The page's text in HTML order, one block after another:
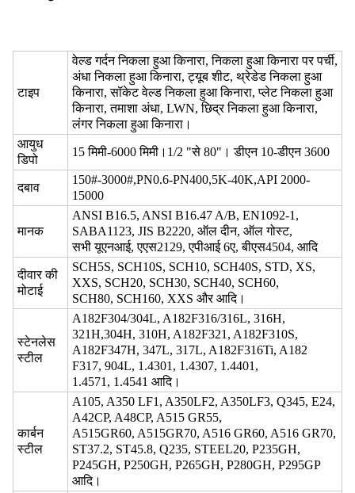
टाइप
वेल्ड गर्दन निकला हुआ किनारा, निकला हुआ किनारा पर पर्ची,
अंधा निकला हुआ किनारा, ट्यूब शीट, थ्रेडेड निकला हुआ
किनारा, सॉकेट वेल्ड निकला हुआ किनारा, प्लेट निकला हुआ
किनारा, तमाशा अंधा, LWN, छिद्र निकला हुआ किनारा,
लंगर निकला हुआ किनारा।
आयुध
डिपो
15 मिमी-6000 मिमी।1/2 "से 80"। डीएन 10-डीएन 3600
दबाव
150#-3000#,PN0.6-PN400,5K-40K,API 2000-
15000
मानक
ANSI B16.5, ANSI B16.47 A/B, EN1092-1,
SABA1123, JIS B2220, ऑल दीन, ऑल गोस्ट,
सभी यूएनआई, एएस2129, एपीआई 6ए, बीएस4504, आदि
दीवार की
मोटाई
SCH5S, SCH10S, SCH10, SCH40S, STD, XS,
XXS, SCH20, SCH30, SCH40, SCH60,
SCH80, SCH160, XXS और आदि।
स्टेनलेस
स्टील
A182F304/304L, A182F316/316L, 316H,
321H,304H, 310H, A182F321, A182F310S,
A182F347H, 347L, 317L, A182F316Ti, A182
F317, 904L, 1.4301, 1.4307, 1.4401,
1.4571, 1.4541 आदि।
कार्बन
स्टील
A105, A350 LF1, A350LF2, A350LF3, Q345, E24,
A42CP, A48CP, A515 GR55,
A515GR60, A515GR70, A516 GR60, A516 GR70,
ST37.2, ST45.8, Q235, STEEL20, P235GH,
P245GH, P250GH, P265GH, P280GH, P295GP
आदि।